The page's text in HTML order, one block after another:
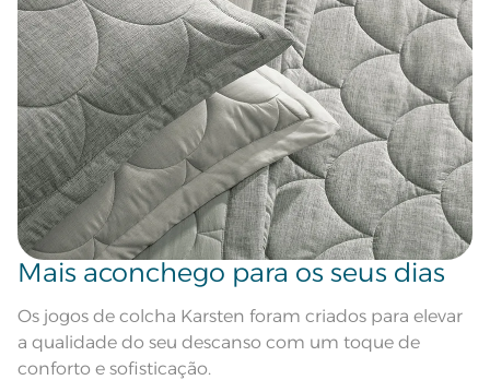
Atributos
quadrados; Matelassado
geométrico; Porta-travesseiro com
3 abas de 5cm; Gramatura de
120g/m²
Descrição Visual
Tecido com efeito mesclado Cinza
Escuro Azulado
Composição
Corpo: 100% Poliéster; Manta de
enchimento: 100% Poliéster
Tamanho King
Cor Basalto
Medida
Colcha: 2,90m x 2,60m; Porta-
travesseiro: 50cm x 70cm + 5cm
Não lave cores claras e cores escuras no mesmo
ciclo;
Lave as peças no ciclo leve, suave ou delicado de
sua lavadora;
Enxágue as peças com bastante água;
Utilize a quantidade mínima de amaciante e sabão;
Leia atentamente as instruções na etiqueta.
Mais aconchego para os seus dias
Os jogos de colcha Karsten foram criados para elevar
a qualidade do seu descanso com um toque de
conforto e sofisticação.